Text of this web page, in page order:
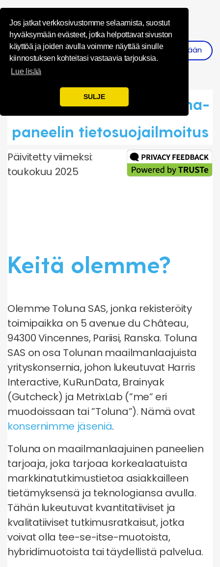
Jos jatkat verkkosivustomme selaamista, suostut
hyväksymään evästeet, jotka helpottavat sivuston
käyttöä ja joiden avulla voimme näyttää sinulle
kiinnostuksen kohteitasi vastaavia tarjouksia.
Lue lisää
SULJE
Influence Your
Rekisteröidy Kirjaudu Sisään
Maailmanlaajuisen Toluna-
paneelin tietosuojailmoitus
Päivitetty viimeksi:
toukokuu 2025
Keitä olemme?
Olemme Toluna SAS, jonka rekisteröity
toimipaikka on 5 avenue du Château,
94300 Vincennes, Pariisi, Ranska. Toluna
SAS on osa Tolunan maailmanlaajuista
yrityskonsernia, johon lukeutuvat Harris
Interactive, KuRunData, Brainyak
(Gutcheck) ja MetrixLab (”me” eri
muodoissaan tai ”Toluna”). Nämä ovat
konsernimme jäseniä.
Toluna on maailmanlaajuinen paneelien
tarjoaja, joka tarjoaa korkealaatuista
markkinatutkimustietoa asiakkailleen
tietämyksensä ja teknologiansa avulla.
Tähän lukeutuvat kvantitatiiviset ja
kvalitatiiviset tutkimusratkaisut, jotka
voivat olla tee-se-itse-muotoista,
hybridimuotoista tai täydellistä palvelua.